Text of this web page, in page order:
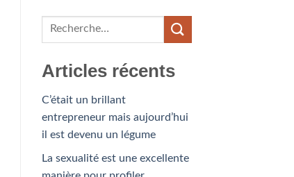
Articles récents
C’était un brillant
entrepreneur mais aujourd’hui
il est devenu un légume
La sexualité est une excellente